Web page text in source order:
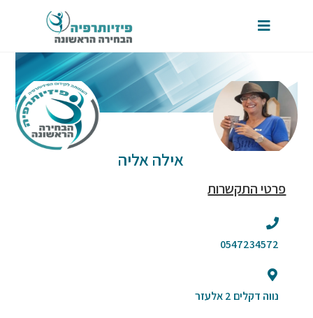
אילה אליה
פרטי התקשרות
0547234572
נווה דקלים 2 אלעזר